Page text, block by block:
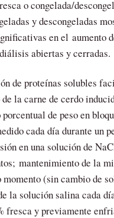
o congelada/
y descongeladas
en el aumento
abiertas y cerradas.
de peso en
cada día durante un
en una solución de
mantenimiento de la
momento (sin cambio de
la solución salina cada
fresca y previamente